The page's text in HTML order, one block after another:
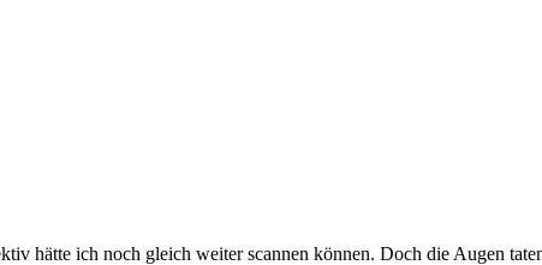
hätte ich noch gleich weiter scannen können. Doch die Augen